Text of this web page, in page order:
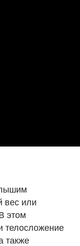
или
этом
телосложение
также